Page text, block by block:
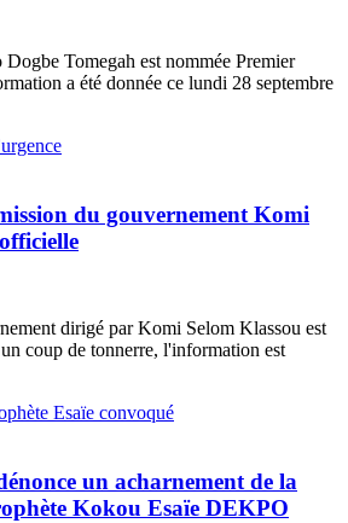
Tomegah est nommée Premier
a été donnée ce lundi 28 septembre
du gouvernement Komi
dirigé par Komi Selom Klassou est
coup de tonnerre, l'information est
un acharnement de la
Kokou Esaïe DEKPO